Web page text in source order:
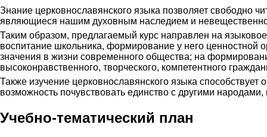
Знание церковнославянского языка позволяет свободно
являющиеся нашим духовным наследием и
Таким образом, предлагаемый курс направлен на
воспитание школьника, формирование у него ценностной
значения в жизни современного общества; на
высоконравственного, творческого, компетентного
Также изучение церковнославянского языка
возможность почувствовать единство с другими
Учебно-тематический план